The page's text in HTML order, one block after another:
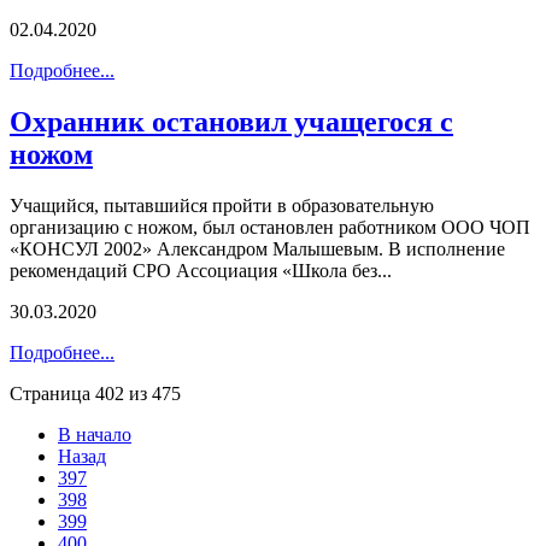
02.04.2020
Подробнее...
Охранник остановил учащегося c
ножом
Учащийся, пытавшийся пройти в образовательную
организацию с ножом, был остановлен работником ООО ЧОП
«КОНСУЛ 2002» Александром Малышевым. В исполнение
рекомендаций СРО Ассоциация «Школа без...
30.03.2020
Подробнее...
Страница 402 из 475
В начало
Назад
397
398
399